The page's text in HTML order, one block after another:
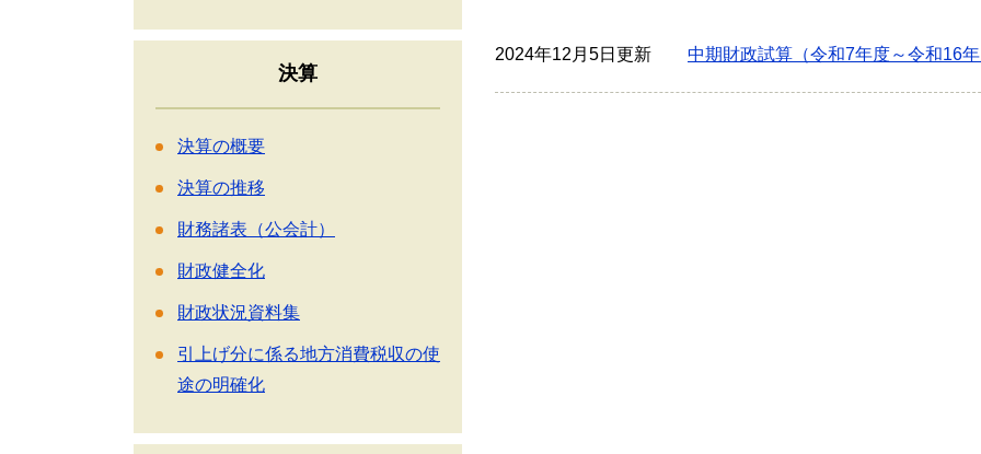
2024年12月5日更新 中期財政試算（令和7年度～令和16
決算
決算の概要
決算の推移
財務諸表（公会計）
財政健全化
財政状況資料集
引上げ分に係る地方消費税収の使
途の明確化